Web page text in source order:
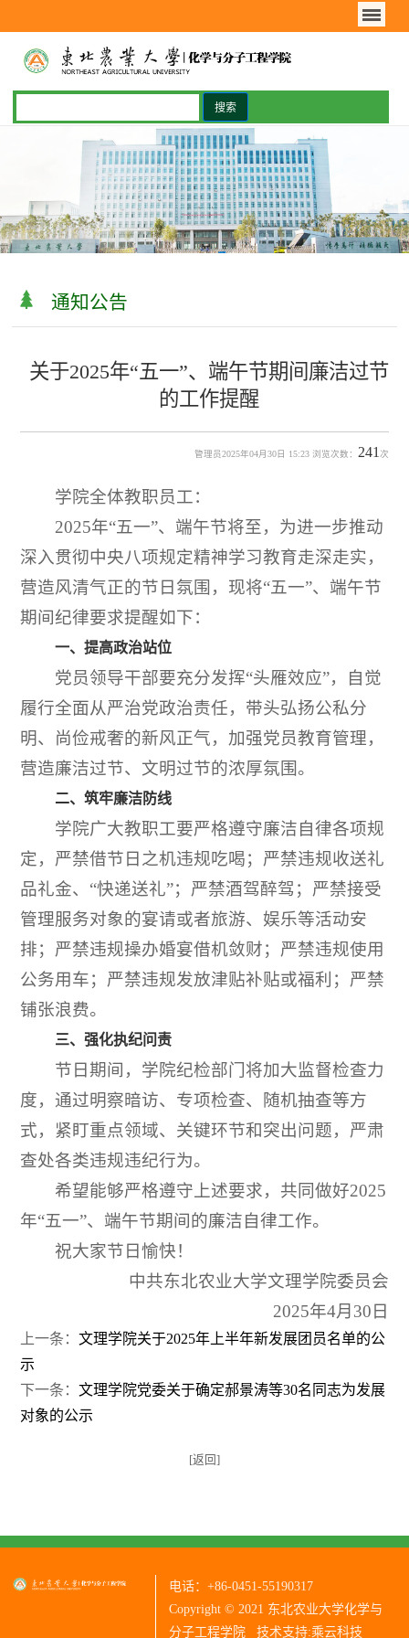
通知公告
关于2025年“五一”、端午节期间廉洁过节
的工作提醒
管理员2025年04月30日 15:23 浏览次数： 241 次
学院全体教职员工：
2025年“五一”、端午节将至，为进一步推动
深入贯彻中央八项规定精神学习教育走深走实，
营造风清气正的节日氛围，现将“五一”、端午节
期间纪律要求提醒如下：
一、提高政治站位
党员领导干部要充分发挥“头雁效应”，自觉
履行全面从严治党政治责任，带头弘扬公私分
明、尚俭戒奢的新风正气，加强党员教育管理，
营造廉洁过节、文明过节的浓厚氛围。
二、筑牢廉洁防线
学院广大教职工要严格遵守廉洁自律各项规
定，严禁借节日之机违规吃喝；严禁违规收送礼
品礼金、“快递送礼”；严禁酒驾醉驾；严禁接受
管理服务对象的宴请或者旅游、娱乐等活动安
排；严禁违规操办婚宴借机敛财；严禁违规使用
公务用车；严禁违规发放津贴补贴或福利；严禁
铺张浪费。
三、强化执纪问责
节日期间，学院纪检部门将加大监督检查力
度，通过明察暗访、专项检查、随机抽查等方
式，紧盯重点领域、关键环节和突出问题，严肃
查处各类违规违纪行为。
希望能够严格遵守上述要求，共同做好2025
年“五一”、端午节期间的廉洁自律工作。
祝大家节日愉快！
中共东北农业大学文理学院委员会
2025年4月30日
上一条：文理学院关于2025年上半年新发展团员名单的公
示
下一条：文理学院党委关于确定郝景涛等30名同志为发展
对象的公示
[返回]
电话：+86-0451-55190317
Copyright © 2021 东北农业大学化学与
分子工程学院 技术支持:乘云科技